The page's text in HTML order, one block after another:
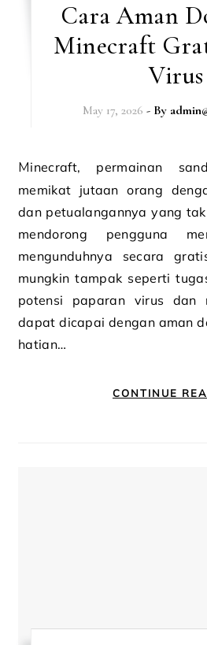
Cara Aman
Minecraft
Virus
May 17, 2026 - By
Minecraft, permainan sandbox favorit yang
memikat jutaan orang
dan petualangannya yang
mendorong pengguna
mengunduhnya secara
mungkin tampak seperti
potensi paparan virus dan
dapat dicapai dengan aman
hatian…
CONTINUE